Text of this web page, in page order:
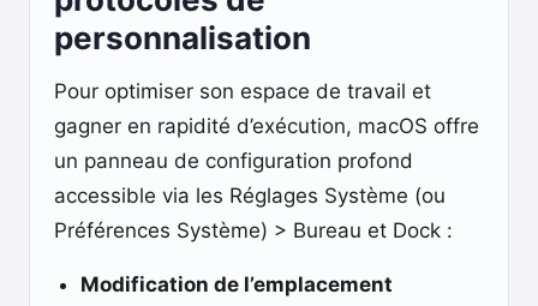
personnalisation
Pour optimiser son espace de travail et
gagner en rapidité d’exécution, macOS offre
un panneau de configuration profond
accessible via les Réglages Système (ou
Préférences Système) > Bureau et Dock :
Modification de l’emplacement